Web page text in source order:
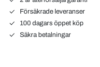
Försäkrade leveranser
100 dagars öppet köp
Säkra betalningar